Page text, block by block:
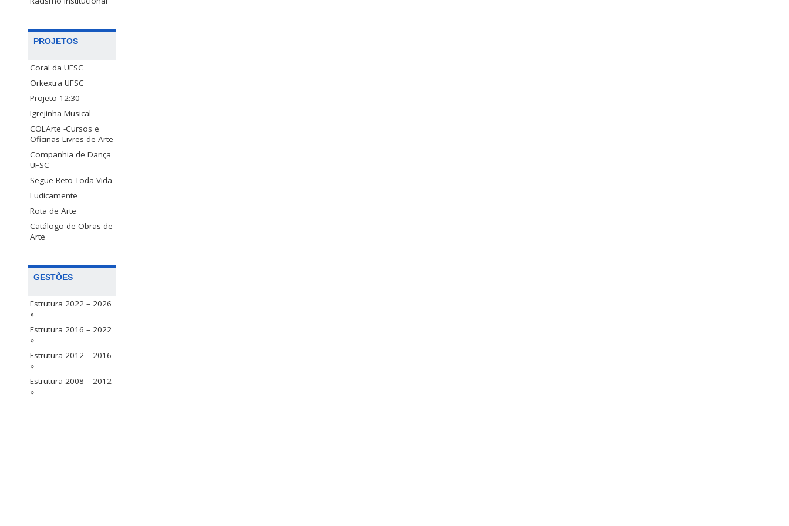
PROJETOS
Coral da UFSC
Orkextra UFSC
Projeto 12:30
Igrejinha Musical
COLArte -Cursos e
Oficinas Livres de Arte
Companhia de Dança
UFSC
Segue Reto Toda Vida
Ludicamente
Rota de Arte
Catálogo de Obras de
Arte
GESTÕES
Estrutura 2022 – 2026
»
Estrutura 2016 – 2022
»
Estrutura 2012 – 2016
»
Estrutura 2008 – 2012
»